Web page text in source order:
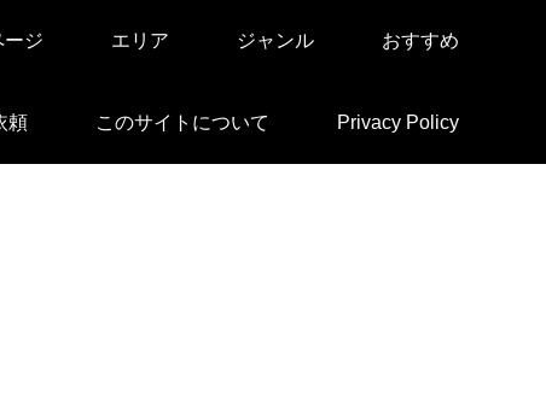
ージ エリア ジャンル おすすめ
頼 このサイトについて Privacy Policy